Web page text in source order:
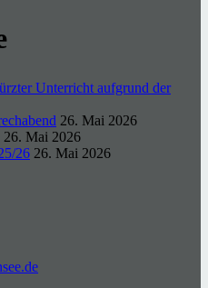
Unterricht aufgrund der
26. Mai 2026
26. Mai 2026
26 26. Mai 2026